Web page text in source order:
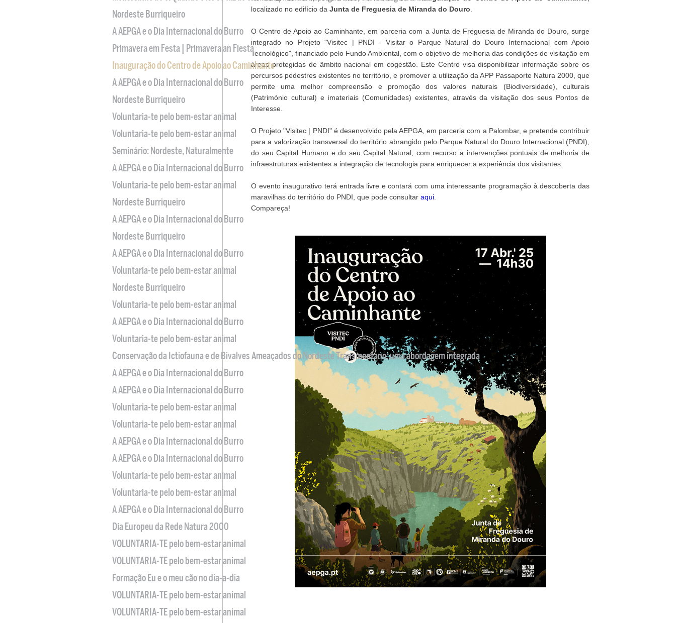
localizado no edifício da Junta de Freguesia de Miranda do Douro
O Centro de Apoio ao Caminhante, em parceria com a Junta de Freguesia de Miranda do Douro, surge
integrado no Projeto "Visitec | PNDI - Visitar o Parque Natural do Douro Internacional com Apoio
Tecnológico", financiado pelo Fundo Ambiental, com o objetivo de melhoria das condições de visitação em
áreas protegidas de âmbito nacional em cogestão. Este Centro visa disponibilizar informação sobre os
percursos pedestres existentes no território, e promover a utilização da APP Passaporte Natura 2000, que
permite uma melhor compreensão e promoção dos valores naturais (Biodiversidade), culturais
(Património cultural) e imateriais (Comunidades) existentes, através da visitação dos seus Pontos de
Interesse.
O Projeto "Visitec | PNDI" é desenvolvido pela AEPGA, em parceria com a Palombar, e pretende contribuir
para a valorização transversal do território abrangido pelo Parque Natural do Douro Internacional (PNDI),
do seu Capital Humano e do seu Capital Natural, com recurso a intervenções pontuais de melhoria de
infraestruturas existentes a integração de tecnologia para enriquecer a experiência dos visitantes.
O evento inaugurativo terá entrada livre e contará com uma interessante programação à descoberta das
maravilhas do território do PNDI, que pode consultar aqui
Compareça!
Nordeste Burriqueiro
A AEPGA e o Dia Internacional do Burro
Primavera em Festa | Primavera an Fiesta
Inauguração do Centro de Apoio ao Caminhante
A AEPGA e o Dia Internacional do Burro
Nordeste Burriqueiro
Voluntaria-te pelo bem-estar animal
Voluntaria-te pelo bem-estar animal
Seminário: Nordeste, Naturalmente
A AEPGA e o Dia Internacional do Burro
Voluntaria-te pelo bem-estar animal
Nordeste Burriqueiro
A AEPGA e o Dia Internacional do Burro
Nordeste Burriqueiro
A AEPGA e o Dia Internacional do Burro
Voluntaria-te pelo bem-estar animal
Nordeste Burriqueiro
Voluntaria-te pelo bem-estar animal
A AEPGA e o Dia Internacional do Burro
Voluntaria-te pelo bem-estar animal
Conservação da Ictiofauna e de Bivalves Ameaçados do Nordeste Transmontano: uma abordagem integrada
A AEPGA e o Dia Internacional do Burro
A AEPGA e o Dia Internacional do Burro
Voluntaria-te pelo bem-estar animal
Voluntaria-te pelo bem-estar animal
A AEPGA e o Dia Internacional do Burro
A AEPGA e o Dia Internacional do Burro
Voluntaria-te pelo bem-estar animal
Voluntaria-te pelo bem-estar animal
A AEPGA e o Dia Internacional do Burro
Dia Europeu da Rede Natura 2000
VOLUNTARIA-TE pelo bem-estar animal
VOLUNTARIA-TE pelo bem-estar animal
Formação Eu e o meu cão no dia-a-dia
VOLUNTARIA-TE pelo bem-estar animal
VOLUNTARIA-TE pelo bem-estar animal